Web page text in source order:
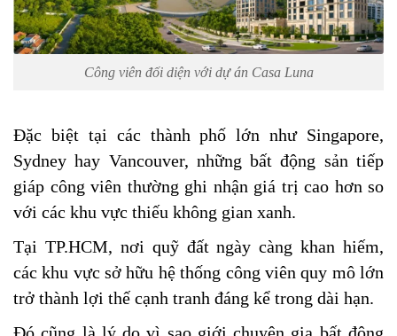
Công viên đối diện với dự án Casa Luna
Đặc biệt tại các thành phố lớn như Singapore,
Sydney hay Vancouver, những bất động sản tiếp
giáp công viên thường ghi nhận giá trị cao hơn so
với các khu vực thiếu không gian xanh.
Tại TP.HCM, nơi quỹ đất ngày càng khan hiếm,
các khu vực sở hữu hệ thống công viên quy mô lớn
trở thành lợi thế cạnh tranh đáng kể trong dài hạn.